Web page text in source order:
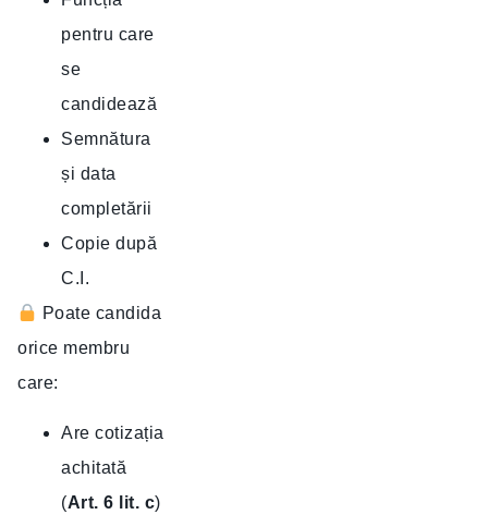
pentru care
se
candidează
Semnătura
și data
completării
Copie după
C.I.
Poate candida
orice membru
care:
Are cotizația
achitată
(Art. 6 lit. c)